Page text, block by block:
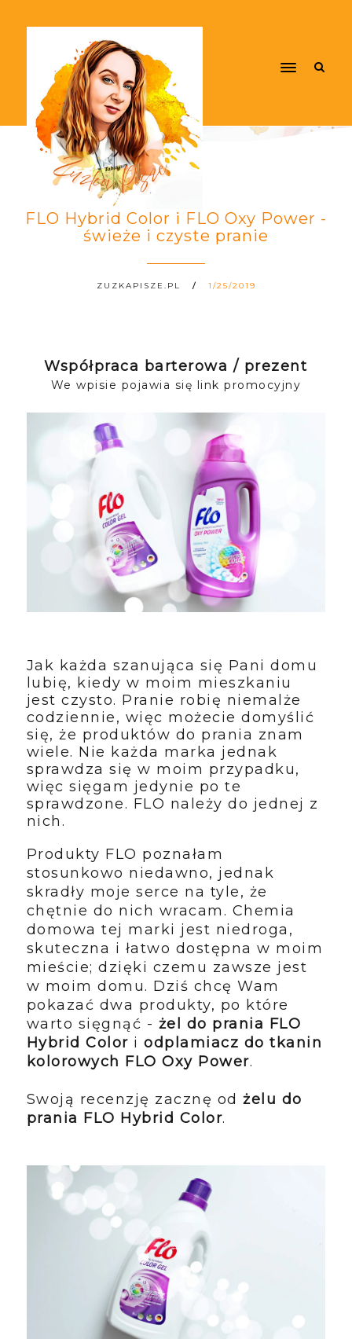
FLO Hybrid Color i FLO Oxy Power -
świeże i czyste pranie
ZUZKAPISZE.PL 1/25/2019
Współpraca barterowa / prezent
We wpisie pojawia się link promocyjny
Jak każda szanująca się Pani domu
lubię, kiedy w moim mieszkaniu
jest czysto. Pranie robię niemalże
codziennie, więc możecie domyślić
się, że produktów do prania znam
wiele. Nie każda marka jednak
sprawdza się w moim przypadku,
więc sięgam jedynie po te
sprawdzone. FLO należy do jednej z
nich.
Produkty FLO poznałam
stosunkowo niedawno, jednak
skradły moje serce na tyle, że
chętnie do nich wracam. Chemia
domowa tej marki jest niedroga,
skuteczna i łatwo dostępna w moim
mieście; dzięki czemu zawsze jest
w moim domu. Dziś chcę Wam
pokazać dwa produkty, po które
warto sięgnąć - żel do prania FLO
Hybrid Color iodplamiacz do tkanin
kolorowych FLO Oxy Power.
Swoją recenzję zacznę odżelu do
prania FLO Hybrid Color.